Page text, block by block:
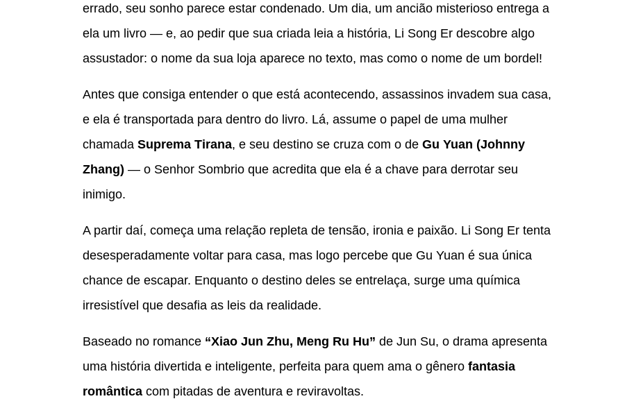
errado, seu sonho parece estar condenado. Um dia, um ancião misterioso entrega a
ela um livro — e, ao pedir que sua criada leia a história, Li Song Er descobre algo
assustador: o nome da sua loja aparece no texto, mas como o nome de um bordel!
Antes que consiga entender o que está acontecendo, assassinos invadem sua casa,
e ela é transportada para dentro do livro. Lá, assume o papel de uma mulher
chamada Suprema Tirana, e seu destino se cruza com o de Gu Yuan (Johnny
Zhang) — o Senhor Sombrio que acredita que ela é a chave para derrotar seu
inimigo.
A partir daí, começa uma relação repleta de tensão, ironia e paixão. Li Song Er tenta
desesperadamente voltar para casa, mas logo percebe que Gu Yuan é sua única
chance de escapar. Enquanto o destino deles se entrelaça, surge uma química
irresistível que desafia as leis da realidade.
Baseado no romance “Xiao Jun Zhu, Meng Ru Hu” de Jun Su, o drama apresenta
uma história divertida e inteligente, perfeita para quem ama o gênero fantasia
românticacom pitadas de aventura e reviravoltas.